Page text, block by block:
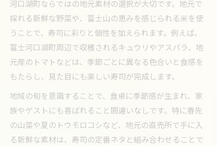
河口湖町ならではの地元素材の選択が大切です。地元で
採れる新鮮な野菜や、富士山の恵みを感じられる米を使
うことで、寿司に彩りと個性を加えられます。例えば、
富士河口湖町周辺で収穫されるキュウリやアスパラ、地
元産のトマトなどは、季節ごとに異なる色合いと食感を
もたらし、見た目にも楽しい寿司が完成します。
地域の旬を意識することで、食卓に季節感が生まれ、家
族やゲストにも喜ばれること間違いなしです。特に春先
の山菜や夏のトウモロコシなど、地元の直売所で手に入
る新鮮な素材は、寿司の定番ネタと組み合わせることで